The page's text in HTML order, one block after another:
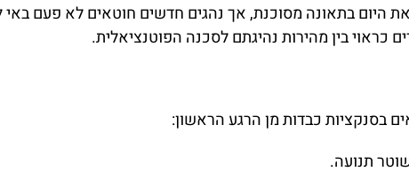
היום בתאונה מסוכנת, אך נהגים חדשים חוטאים לא פעם
כראוי בין מהירות נהיגתם לסכנה הפוטנציאלית.
בסנקציות כבדות מן הרגע הראשון: